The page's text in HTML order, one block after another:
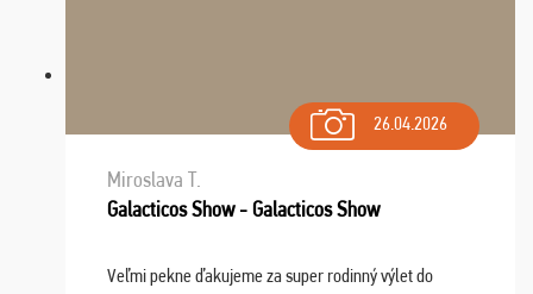
26.04.2026
Miroslava T.
Galacticos Show - Galacticos Show
Veľmi pekne ďakujeme za super rodinný výlet do